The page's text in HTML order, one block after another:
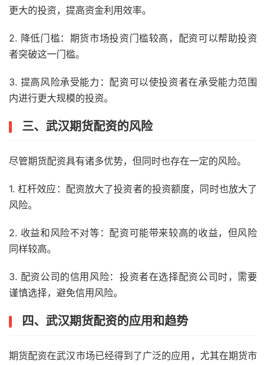
更大的投资，提高资金利用效率。
2. 降低门槛：期货市场投资门槛较高，配资可以帮助投资
者突破这一门槛。
3. 提高风险承受能力：配资可以使投资者在承受能力范围
内进行更大规模的投资。
三、武汉期货配资的风险
尽管期货配资具有诸多优势，但同时也存在一定的风险。
1. 杠杆效应：配资放大了投资者的投资额度，同时也放大了
风险。
2. 收益和风险不对等：配资可能带来较高的收益，但风险
同样较高。
3. 配资公司的信用风险：投资者在选择配资公司时，需要
谨慎选择，避免信用风险。
四、武汉期货配资的应用和趋势
期货配资在武汉市场已经得到了广泛的应用，尤其在期货市